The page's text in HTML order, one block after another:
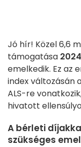
Jó hír! Közel 6,6
támogatása
emelkedik. Ez az
index változásán
ALS-re
hivatott
A bérleti
szükséges